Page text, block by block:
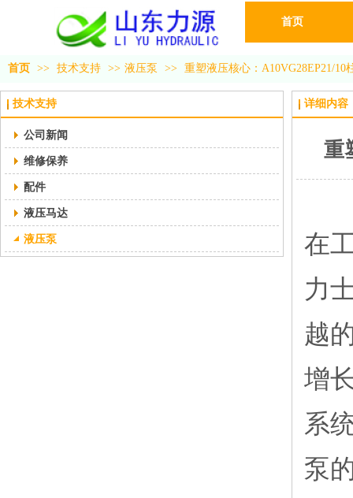
首页
首页 >> 技术支持 >> 液压泵 >> 重塑液压核心：A10VG28EP21/
技术支持
公司新闻
维修保养
配件
液压马达
液压泵
详细内容
重
在
力
越
增
系
泵